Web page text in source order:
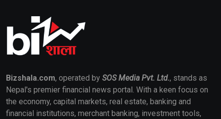
Bizshala.com, operated by SOS Media Pvt. Ltd., stands as
Nepal's premier financial news portal. With a keen focus on
the economy, capital markets, real estate, banking and
financial institutions, merchant banking, investment tools,